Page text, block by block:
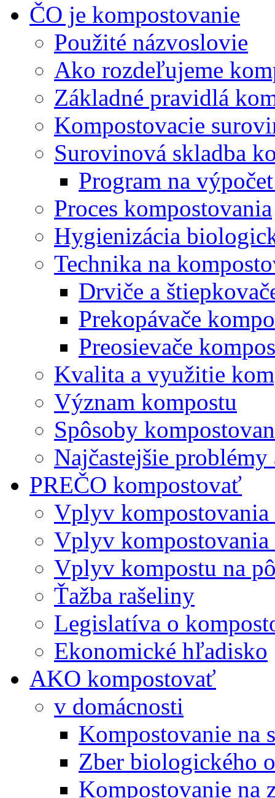
ČO je kompostovanie
Použité názvoslovie
Ako rozdeľujeme
Základné pravidlá
Kompostovacie
Surovinová skladba
Program na
Proces kompostovania
Hygienizácia
Technika na
Drviče a
Prekopávače
Preosievače
Kvalita a využitie
Význam kompostu
Spôsoby
Najčastejšie problémy
PREČO kompostovať
Vplyv kompostovania
Vplyv
Vplyv kompostu na
Ťažba rašeliny
Legislatíva o
Ekonomické hľadisko
AKO kompostovať
v domácnosti
Kompostovanie na
Zber biologického
Kompostovanie na